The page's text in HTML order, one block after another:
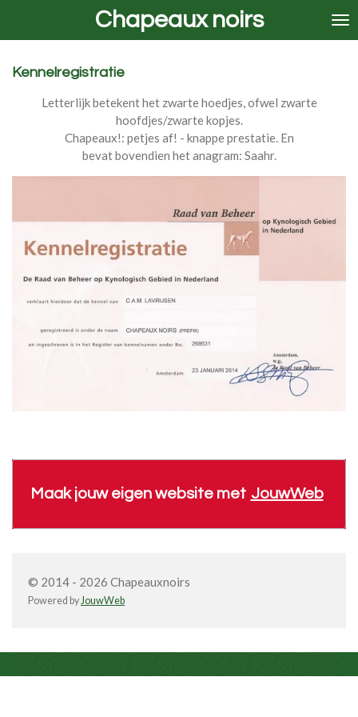
de
Chapeaux noirs
Kennelregistratie
Letterlijk betekent het zwarte hoedjes, ofwel zwarte
hoofdjes/zwarte kopjes.
Chapeaux!: petjes af! - knappe prestatie. En
bevat bovendien het anagram: Saahr.
Maak jouw eigen website met JouwWeb
© 2014 - 2026 Chapeauxnoirs
Powered byJouwWeb